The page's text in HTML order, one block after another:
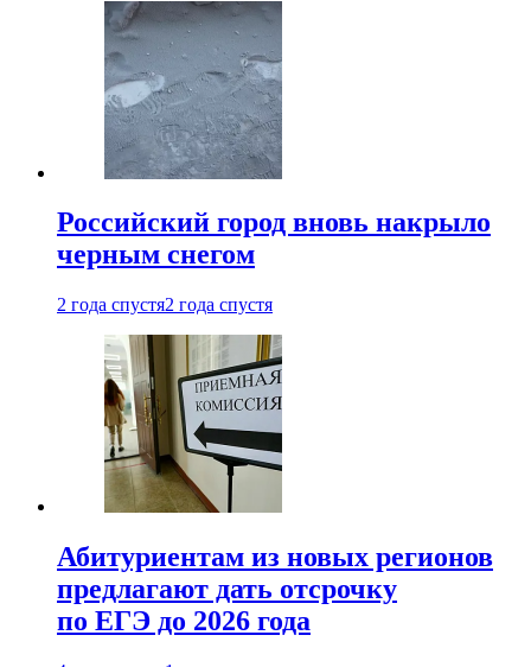
Российский город вновь накрыло
черным снегом
2 года спустя2 года спустя
Абитуриентам из новых регионов
предлагают дать отсрочку
по ЕГЭ до 2026 года